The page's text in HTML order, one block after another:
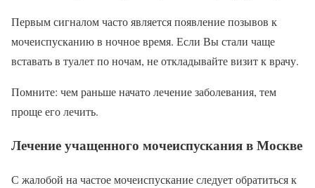
Первым сигналом часто является появление позывов к
мочеиспусканию в ночное время. Если Вы стали чаще
вставать в туалет по ночам, не откладывайте визит к врачу.
Помните: чем раньше начато лечение заболевания, тем
проще его лечить.
Лечение учащенного мочеиспускания в Москве
С жалобой на частое мочеиспускание следует обратиться к